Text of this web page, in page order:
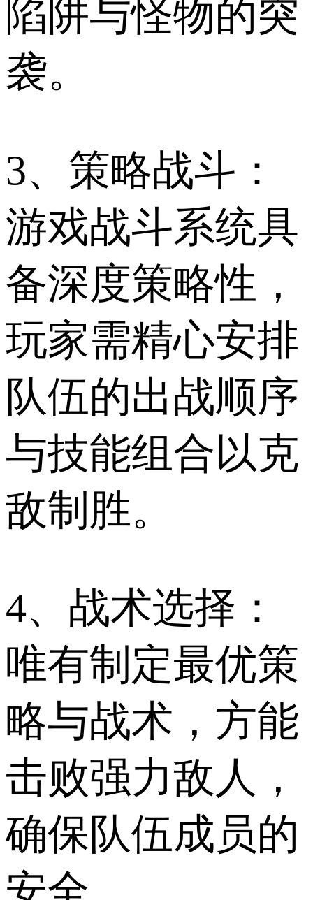
陷阱与怪物的突
袭。
3、策略战斗：
游戏战斗系统具
备深度策略性，
玩家需精心安排
队伍的出战顺序
与技能组合以克
敌制胜。
4、战术选择：
唯有制定最优策
略与战术，方能
击败强力敌人，
确保队伍成员的